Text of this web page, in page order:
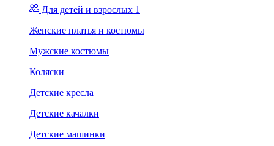
Для детей и взрослых 1
Женские платья и костюмы
Мужские костюмы
Коляски
Детские кресла
Детские качалки
Детские машинки